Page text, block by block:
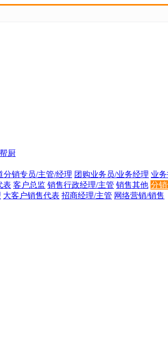
帮厨
分销专员/主管/经理 团购业务员/业务经理 业
表 客户总监 销售行政经理/主管 销售其他 分
大客户销售代表 招商经理/主管 网络营销/销售